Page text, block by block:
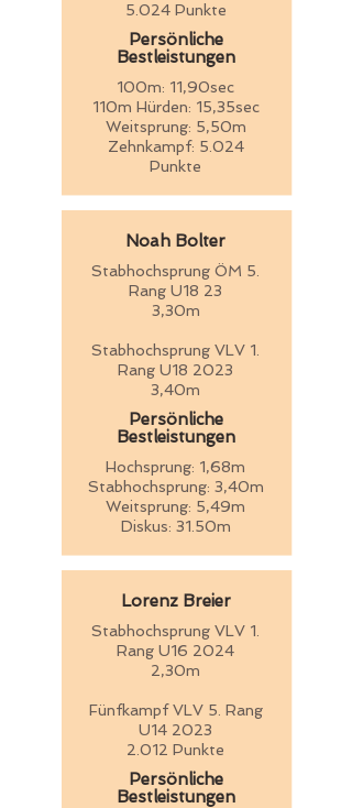
5.024 Punkte
Persönliche
Bestleistungen
100m: 11,90sec
110m Hürden: 15,35sec
Weitsprung: 5,50m
Zehnkampf: 5.024
Punkte
Noah Bolter
Stabhochsprung ÖM 5.
Rang U18 23
3,30m
Stabhochsprung VLV 1.
Rang U18 2023
3,40m
Persönliche
Bestleistungen
Hochsprung: 1,68m
Stabhochsprung: 3,40m
Weitsprung: 5,49m
Diskus: 31.50m
Lorenz Breier
Stabhochsprung VLV 1.
Rang U16 2024
2,30m
Fünfkampf VLV 5. Rang
U14 2023
2.012 Punkte
Persönliche
Bestleistungen